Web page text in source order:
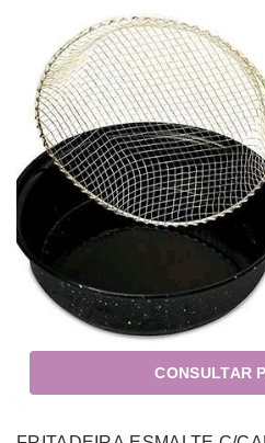
CONSULTAR